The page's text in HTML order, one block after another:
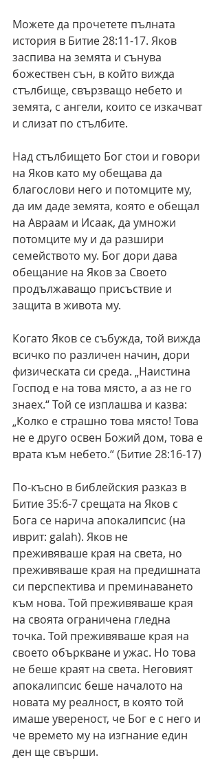
Можете да прочетете пълната
история в Битие 28:11-17. Яков
заспива на земята и сънува
божествен сън, в който вижда
стълбище, свързващо небето и
земята, с ангели, които се изкачват
и слизат по стълбите.
Над стълбището Бог стои и говори
на Яков като му обещава да
благослови него и потомците му,
да им даде земята, която е обещал
на Авраам и Исаак, да умножи
потомците му и да разшири
семейството му. Бог дори дава
обещание на Яков за Своето
продължаващо присъствие и
защита в живота му.
Когато Яков се събужда, той вижда
всичко по различен начин, дори
физическата си среда. „Наистина
Господ е на това място, а аз не го
знаех.“ Той се изплашва и казва:
„Колко е страшно това място! Това
не е друго освен Божий дом, това е
врата към небето.“ (Битие 28:16-17)
По-късно в библейския разказ в
Битие 35:6-7 срещата на Яков с
Бога се нарича апокалипсис (на
иврит: galah). Яков не
преживяваше края на света, но
преживяваше края на предишната
си перспектива и преминаването
към нова. Той преживяваше края
на своята ограничена гледна
точка. Той преживяваше края на
своето объркване и ужас. Но това
не беше краят на света. Неговият
апокалипсис беше началото на
новата му реалност, в която той
имаше увереност, че Бог е с него и
че времето му на изгнание един
ден ще свърши.